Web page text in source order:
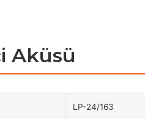
Aküsü
LP-24/163